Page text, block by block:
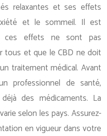
relaxantes et ses effets
et le sommeil. Il est
ces effets ne sont pas
tous et que le CBD ne doit
traitement médical. Avant
professionnel de santé,
des médicaments. La
selon les pays. Assurez-
en vigueur dans votre